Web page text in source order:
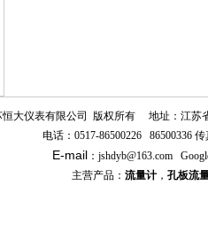
恒大仪表有限公司 版权所有
地址：江苏
电话： 0517-86500226 86500336 传
E-mail ： jshdyb@163.com
主营产品： 流量计， 孔板流